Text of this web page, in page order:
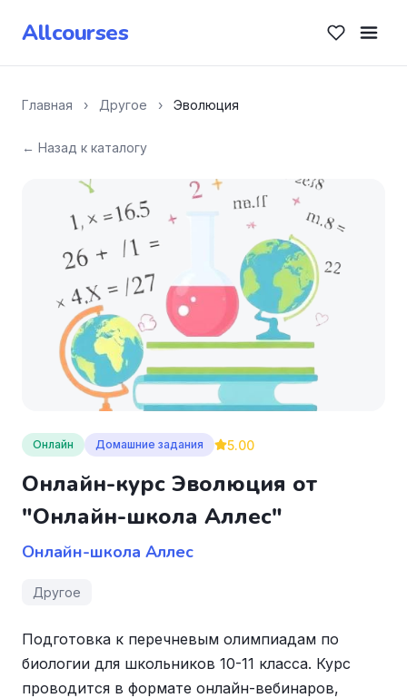
Allcourses
Главная › Другое › Эволюция
← Назад к каталогу
Онлайн Домашние задания 5.00
Онлайн-курс Эволюция от
"Онлайн-школа Аллес"
Онлайн-школа Аллес
Другое
Подготовка к перечневым олимпиадам по
биологии для школьников 10-11 класса. Курс
проводится в формате онлайн-вебинаров,